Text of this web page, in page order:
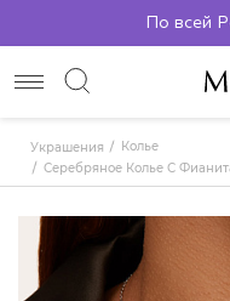
По всей
Украшения
Колье
Серебряное Колье С